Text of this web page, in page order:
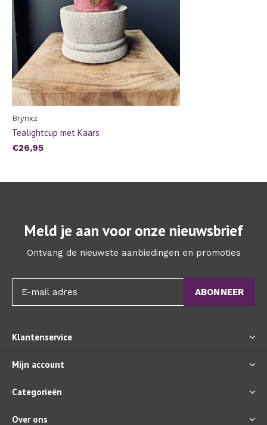
Brynxz
Tealightcup met Kaars
€26,95
Meld je aan voor onze nieuwsbrief
Ontvang de nieuwste aanbiedingen en promoties
ABONNEER
Klantenservice
Mijn account
Categorieën
Over ons